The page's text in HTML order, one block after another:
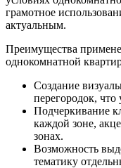
грамотное
актуальным.
Преимущества
однокомнатной
Создание
перегородок,
Подчеркивание
каждой зоне,
зонах.
Возможность
тематику